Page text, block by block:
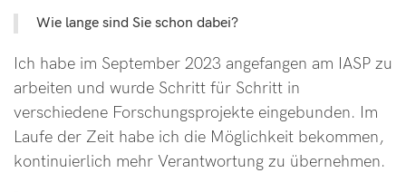
Wie lange sind Sie schon dabei?
Ich habe im September 2023 angefangen am IASP zu
arbeiten und wurde Schritt für Schritt in
verschiedene Forschungsprojekte eingebunden. Im
Laufe der Zeit habe ich die Möglichkeit bekommen,
kontinuierlich mehr Verantwortung zu übernehmen.